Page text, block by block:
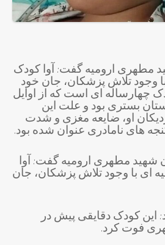
مطهری ارومیه گفت: آوا کودک
وجود تلاش پزشکان، جان خود
چهارساله ای است که از اوایل
بستری بود و علت این
او، ضایعه مغزی و شدت
های نامادری عنوان شده بود.
شهید مطهری ارومیه گفت: آوا
ای با وجود تلاش پزشکان، جان
این کودک دقایقی پیش در
فوت کرد.